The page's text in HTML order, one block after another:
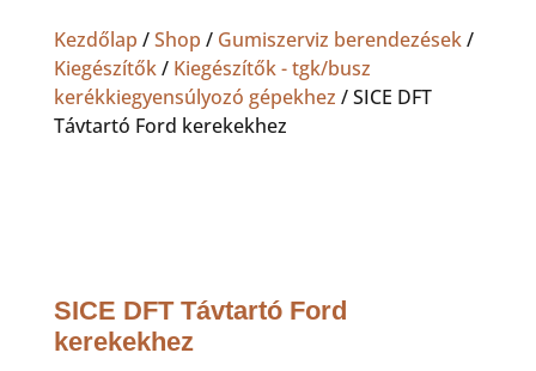
Kezdőlap /Shop / Gumiszerviz berendezések/
Kiegészítők/ Kiegészítők - tgk/busz
kerékkiegyensúlyozó gépekhez / SICE DFT
Távtartó Ford kerekekhez
SICE DFT Távtartó Ford
kerekekhez